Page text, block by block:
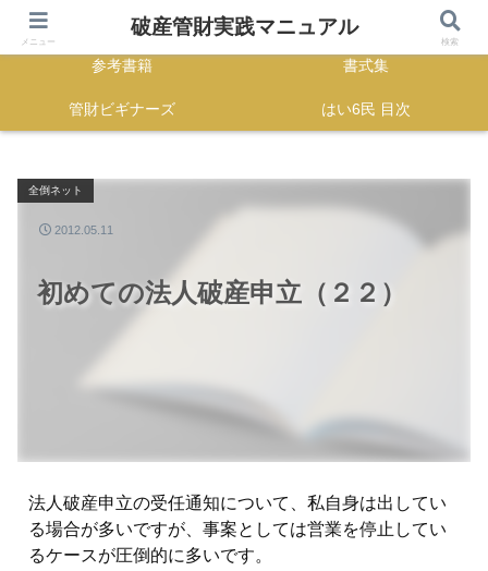
HOME 正誤表
参考書籍 書式集
管財ビギナーズ はい6民 目次
初めての法人破産申立（２２）
全倒ネット
2012.05.11
法人破産申立の受任通知について、私自身は出してい
る場合が多いですが、事案としては営業を停止してい
るケースが圧倒的に多いです。
メニュー
破産管財実践マニュアル
検索